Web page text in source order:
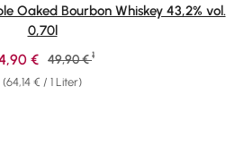
Oaked Bourbon Whiskey 43,2% vol.
0,70l
(64,14 € / 1 Liter)
Verkaufspreis:
€ Regulärer Preis:
49,90 € 1